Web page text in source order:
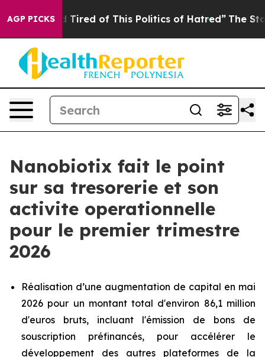
AGP PICKS
Tired of This Politics of Hatred” The Story Behind
Nanobiotix fait le point
sur sa tresorerie et son
activite operationnelle
pour le premier trimestre
2026
Réalisation d’une augmentation de capital en mai
2026 pour un montant total d'environ 86,1 million
d'euros bruts, incluant l'émission de bons de
souscription préfinancés, pour accélérer le
développement des autres plateformes de la